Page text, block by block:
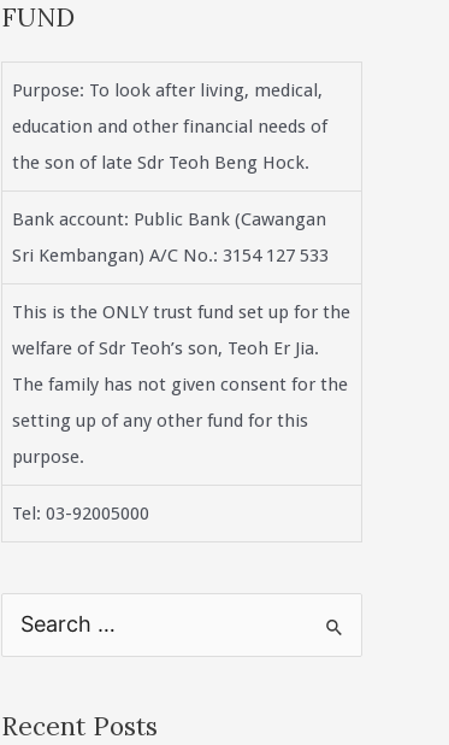
FUND
Purpose: To look after living, medical,
education and other financial needs of
the son of late Sdr Teoh Beng Hock.
Bank account: Public Bank (Cawangan
Sri Kembangan) A/C No.: 3154 127 533
This is the ONLY trust fund set up for the
welfare of Sdr Teoh’s son, Teoh Er Jia.
The family has not given consent for the
setting up of any other fund for this
purpose.
Tel: 03-92005000
rRecent Posts